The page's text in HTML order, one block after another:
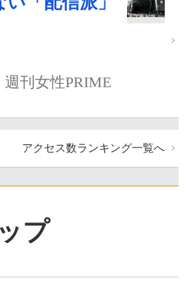
週刊女性PRIME
アクセス数ランキング一覧へ
プ